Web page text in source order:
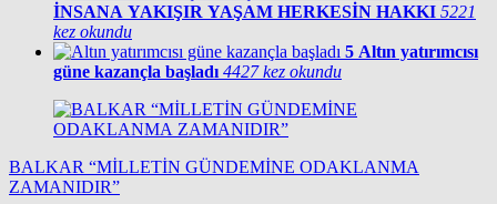
İNSANA YAKIŞIR YAŞAM HERKESİN HAKKI 5221
kez okundu
5 Altın yatırımcısı
güne kazançla başladı 4427 kez okundu
BALKAR “MİLLETİN GÜNDEMİNE ODAKLANMA
ZAMANIDIR”